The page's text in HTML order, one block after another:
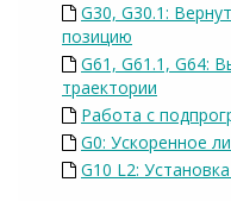
G30, G30.1:
позицию
G61, G61.1, G64:
траектории
Работа с
G0: Ускоренное
G10 L2: